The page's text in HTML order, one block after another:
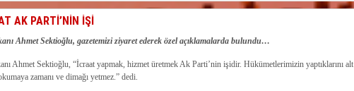
Okullara TYP ile 30 bin güvenlik görevlisi
Yalvaç’ta LGS Başarısı Yükselişini Sürdürüyor
AK PARTİ’NİN İŞİ
Ahmet Sektioğlu, gazetemizi ziyaret ederek özel açıklamalarda bulundu…
Ahmet Sektioğlu, “İcraat yapmak, hizmet üretmek Ak Parti’nin işidir. Hükümetlerimizin yaptıklarını alt
zamanı ve dimağı yetmez.” dedi.